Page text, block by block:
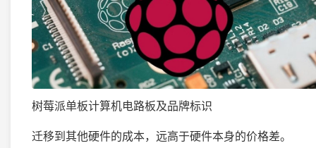
树莓派单板计算机电路板及品牌标识
迁移到其他硬件的成本，远高于硬件本身的价格差。